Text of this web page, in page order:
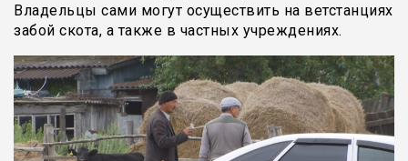
Владельцы сами могут осуществить на ветстанциях
забой скота, а также в частных учреждениях.